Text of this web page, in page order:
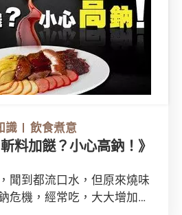
識 飲食煮意
料加餸？小心高鈉！》
聞到都流口水，但原來燒味
危機，經常吃，大大增加患